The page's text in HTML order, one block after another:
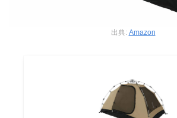
出典: Amazon